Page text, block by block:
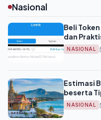
Nasional
Beli
dan
NASIONAL
Estimasi
beserta
NASIONAL